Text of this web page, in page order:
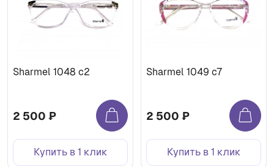
Sharmel 1048 c2
2 500 ₽
Купить в 1 клик
Sharmel 1049 c7
2 500 ₽
Купить в 1 клик